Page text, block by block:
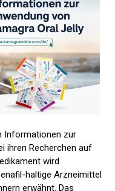
Informationen zur
ihren Recherchen auf
wird
haltige Arzneimittel
erwähnt. Das